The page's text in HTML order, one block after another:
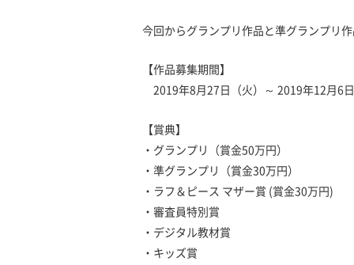
今回からグランプリ作品と準グランプリ
【作品募集期間】
2019年8月27日（火）～ 2019年12月6
【賞典】
・グランプリ（賞金50万円）
・準グランプリ（賞金30万円）
・ラフ＆ピース マザー賞 (賞金30万円)
・審査員特別賞
・デジタル教材賞
・キッズ賞